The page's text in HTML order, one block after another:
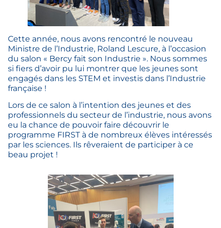
Cette année, nous avons rencontré le nouveau
Ministre de l’Industrie, Roland Lescure, à l’occasion
du salon « Bercy fait son Industrie ». Nous sommes
si fiers d’avoir pu lui montrer que les jeunes sont
engagés dans les STEM et investis dans l’Industrie
française !
Lors de ce salon à l’intention des jeunes et des
professionnels du secteur de l’industrie, nous avons
eu la chance de pouvoir faire découvrir le
programme FIRST à de nombreux élèves intéressés
par les sciences. Ils rêveraient de participer à ce
beau projet !